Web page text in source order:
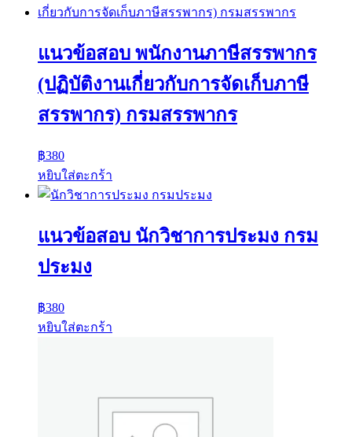
แนวข้อสอบ พนักงานภาษีสรรพากร
(ปฏิบัติงานเกี่ยวกับการจัดเก็บภาษี
สรรพากร) กรมสรรพากร
฿380
หยิบใส่ตะกร้า
แนวข้อสอบ นักวิชาการประมง กรม
ประมง
฿380
หยิบใส่ตะกร้า